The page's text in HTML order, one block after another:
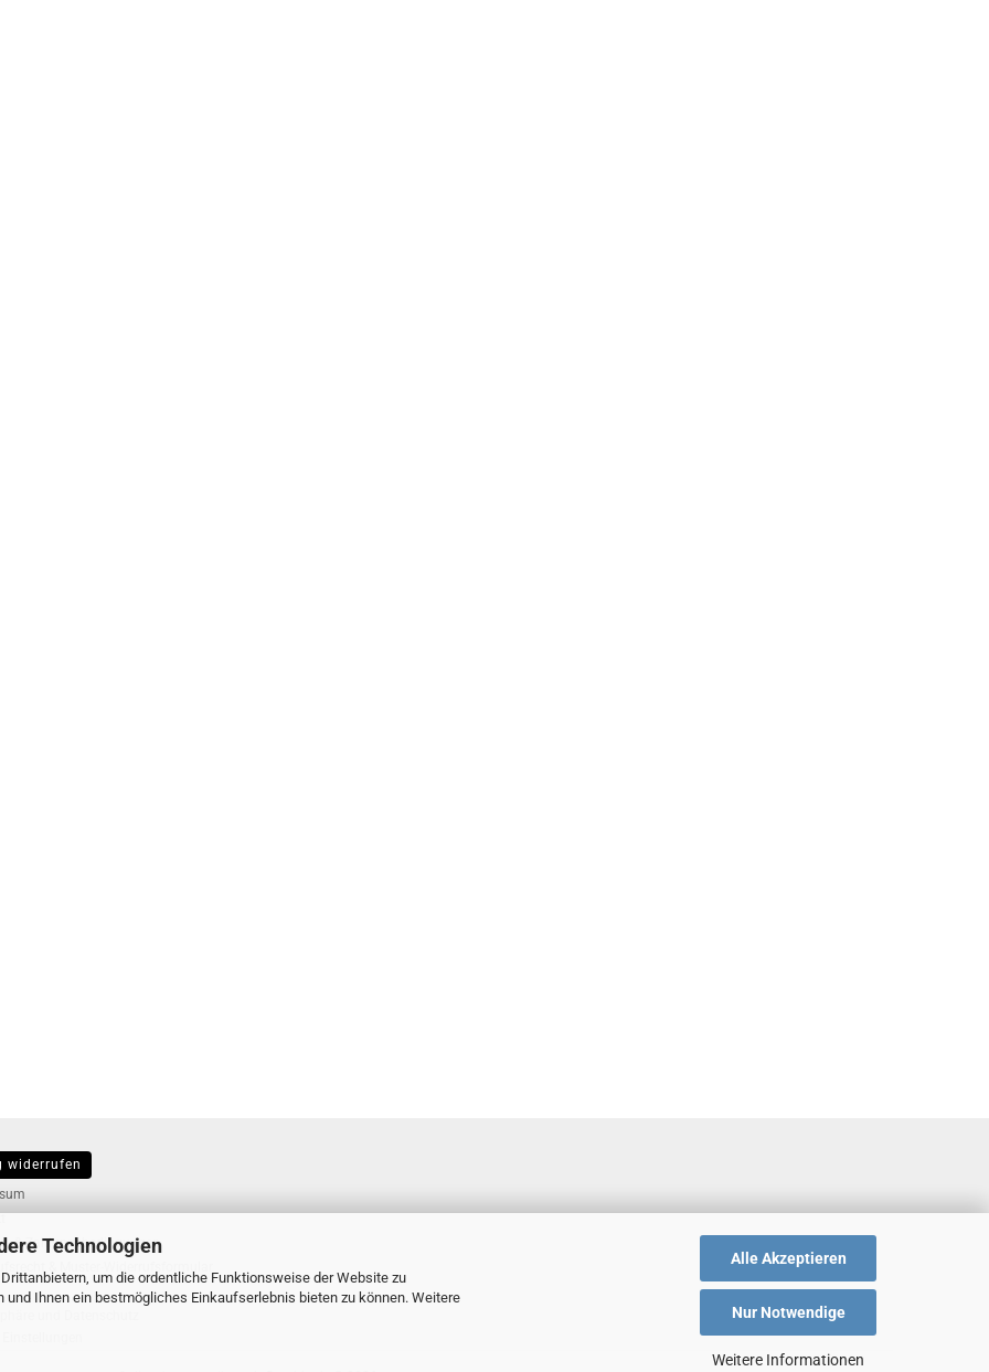
Technologien
um die ordentliche Funktionsweise der Website zu
Ihnen ein bestmögliches Einkaufserlebnis bieten zu können. Weitere
Alle Akzeptieren
Nur Notwendige
Weitere Informationen
& Zahlungsbedingungen
und Datenschutz
widerrufen